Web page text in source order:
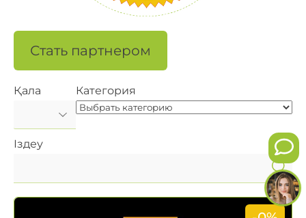
Стать партнером
Қала Категория
Іздеу